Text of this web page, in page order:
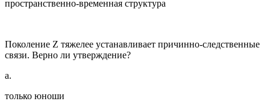
пространственно-временная структура
Поколение Z тяжелее устанавливает причинно-следственные
связи. Верно ли утверждение?
a.
только юноши